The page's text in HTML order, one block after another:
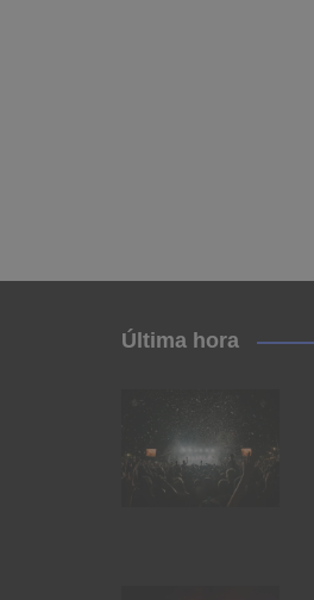
Última hora